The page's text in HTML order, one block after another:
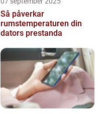
Så påverkar
rumstemperaturen din
dators prestanda